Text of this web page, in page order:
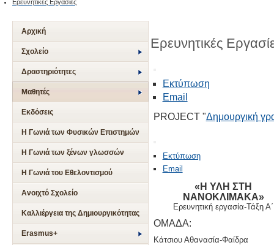
Ερευνητικές Εργασίες
Αρχική
Σχολείο
Δραστηριότητες
Μαθητές
Εκδόσεις
Η Γωνιά των Φυσικών Επιστημών
Η Γωνιά των ξένων γλωσσών
Η Γωνιά του Εθελοντισμού
Ανοιχτό Σχολείο
Καλλιέργεια της Δημιουργικότητας
Erasmus+
Ερευνητικές
Εκτύπωση
Email
PROJECT "Δημουργική
Εκτύπωση
Email
«Η ΥΛΗ ΣΤΗ
ΝΑΝΟΚΛΙΜΑΚΑ»
Ερευνητική εργασία-Τάξη Α΄
ΟΜΑΔΑ:
Κάτσιου Αθανασία-Φαίδρα